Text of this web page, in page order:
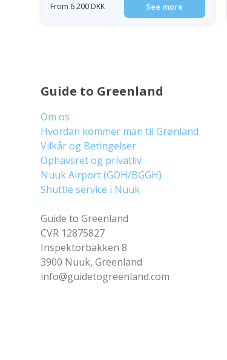
From 6 200 DKK See more
Guide to Greenland
Om os
Hvordan kommer man til Grønland
Vilkår og Betingelser
Ophavsret og privatliv
Nuuk Airport (GOH/BGGH)
Shuttle service i Nuuk
Guide to Greenland
CVR 12875827
Inspektorbakken 8
3900 Nuuk, Greenland
info@guidetogreenland.com